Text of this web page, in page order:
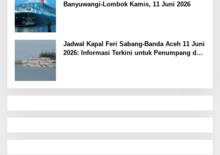
Banyuwangi-Lombok Kamis, 11 Juni 2026
Jadwal Kapal Feri Sabang-Banda Aceh 11 Juni
2026: Informasi Terkini untuk Penumpang dan